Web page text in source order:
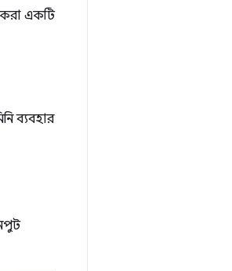
করা একটি
ব্যবহার